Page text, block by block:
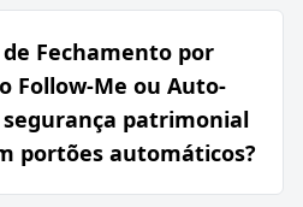
Fechamento por
Follow-Me ou Auto-
patrimonial
portões automáticos?